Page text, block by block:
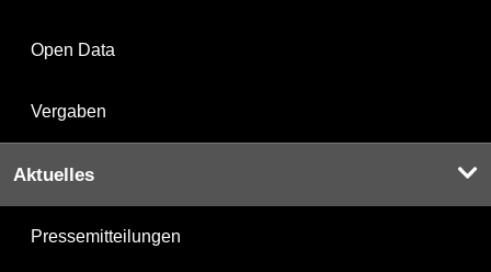
Open Data
Vergaben
Aktuelles
Pressemitteilungen